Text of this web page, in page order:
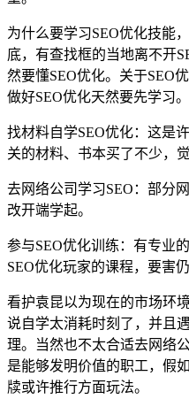
为什么要学习SEO优化技能
底，有查找框的当地离不开
然要懂SEO优化。关于SEO
做好SEO优化天然要先学习
找材料自学SEO优化：这是
关的材料、书本买了不少，
去网络公司学习SEO：部分
改开端学起。
参与SEO优化训练：有专业
SEO优化玩家的课程，要害
看护袁昆以为现在的市场环
说自学太消耗时刻了，并且
理。当然也不太合适去网络
是能够发明价值的职工，假
牍或许推行方面玩法。